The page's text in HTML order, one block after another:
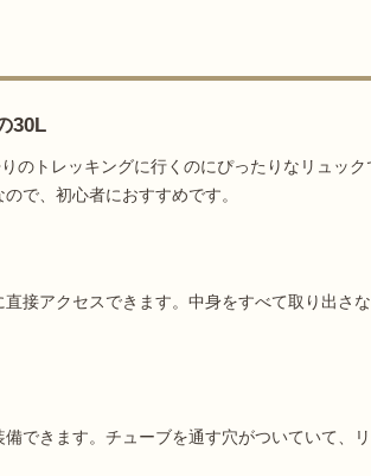
30L
のトレッキングに行くのにぴったりなリュック
で、初心者におすすめです。
接アクセスできます。中身をすべて取り出さ
できます。チューブを通す穴がついていて、